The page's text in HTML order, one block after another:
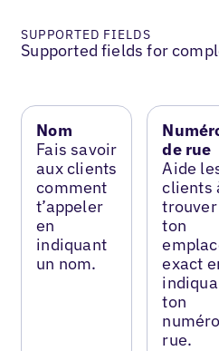
SUPPORTED FIELDS
Supported fields for
Nom
Fais savoir
aux clients
comment
t’appeler
en
indiquant
un nom.
de rue
Aide
clients
trouver
ton
exact
ton
rue.